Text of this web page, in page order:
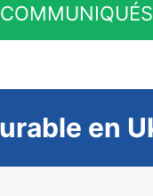
COMMUNIQUÉS
en